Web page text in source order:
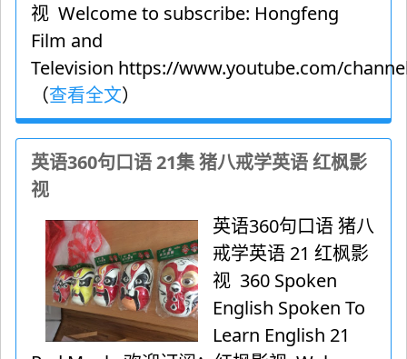
视 Welcome to subscribe: Hongfeng
Film and
Television https://www.youtube.com/
（查看全文）
英语360句口语 21集 猪八戒学英语 红枫影
视
英语360句口语 猪八
戒学英语 21 红枫影
视 360 Spoken
English Spoken To
Learn English 21